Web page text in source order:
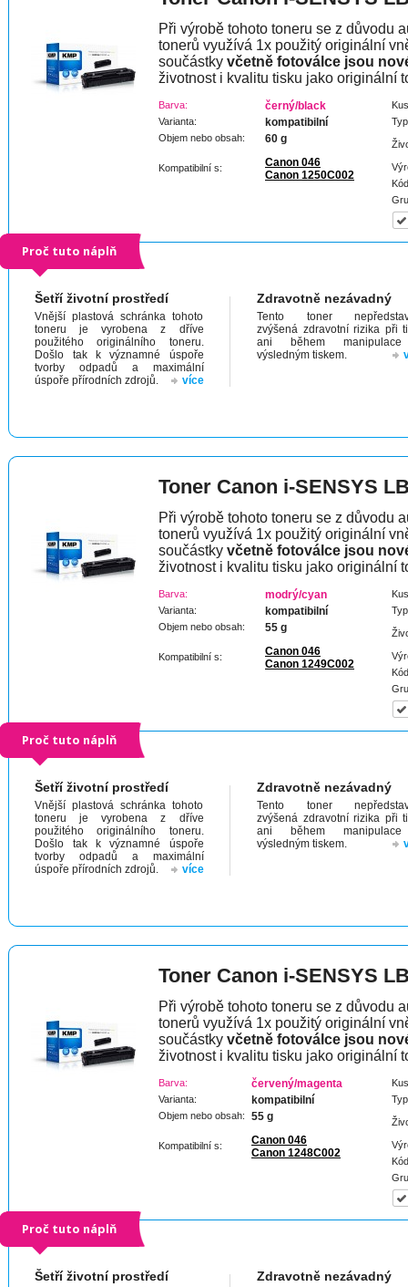
Při výrobě tohoto toneru se z důvodu
tonerů využívá 1x použitý originální
součástky včetně fotoválce jsou
životnost i kvalitu tisku jako originální
Barva: černý/black
Varianta: kompatibilní
Objem nebo obsah: 60 g
Kompatibilní s:
Canon 046
Canon 1250C002
Proč tuto náplň
Šetří životní prostředí
Vnější plastová schránka tohoto
toneru je vyrobena z dříve
použitého originálního toneru.
Došlo tak k významné úspoře
tvorby odpadů a maximální
úspoře přírodních zdrojů.
více
Zdravotně nezávadný
Tento toner
zvýšená zdravotní rizika při
ani během
výsledným tiskem.
Toner Canon i-SENSYS
Při výrobě tohoto toneru se z důvodu
tonerů využívá 1x použitý originální
součástky včetně fotoválce jsou
životnost i kvalitu tisku jako originální
Barva: modrý/cyan
Varianta: kompatibilní
Objem nebo obsah: 55 g
Kompatibilní s:
Canon 046
Canon 1249C002
Proč tuto náplň
Šetří životní prostředí
Vnější plastová schránka tohoto
toneru je vyrobena z dříve
použitého originálního toneru.
Došlo tak k významné úspoře
tvorby odpadů a maximální
úspoře přírodních zdrojů.
více
Zdravotně nezávadný
Tento toner
zvýšená zdravotní rizika při
ani během
výsledným tiskem.
Toner Canon i-SENSYS
Při výrobě tohoto toneru se z důvodu
tonerů využívá 1x použitý originální
součástky včetně fotoválce jsou
životnost i kvalitu tisku jako originální
Barva: červený/magenta
Varianta: kompatibilní
Objem nebo obsah: 55 g
Kompatibilní s:
Canon 046
Canon 1248C002
Proč tuto náplň
Šetří životní prostředí Zdravotně nezávadný